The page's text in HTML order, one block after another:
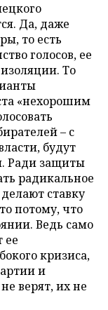
Да, даже
то есть
голосов, ее
То
«нехорошим
– с
будут
Ради защиты
радикальное
ставку
потому, что
Ведь само
ее
кризиса,
и
верят, их не